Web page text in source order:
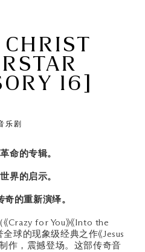
16]
乐剧
命的专辑。
界的启示。
奇的重新演绎。
Crazy for You》《Into the
球的现象级经典之作《Jesus
作，震撼登场。这部传奇音